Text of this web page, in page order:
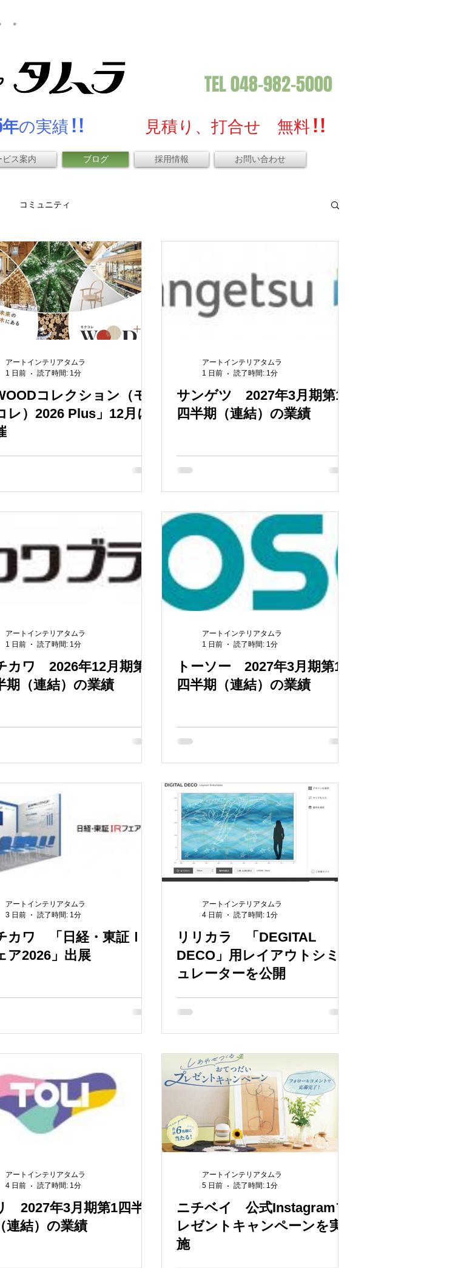
TEL 048-982-5000
年の実績 ! ! 見積り、打合せ 無料 ! !
ビス案内 ブログ 採用情報 お問い合わせ
コミュニティ
コレクション（モ
レ）2026 Plus」12月に
アートインテリアタムラ
1 日前
読了時間: 1分
サンゲツ 2027年3月期第1
四半期（連結）の業績
アートインテリアタムラ
1 日前
読了時間: 1分
カワ 2026年12月期第2
期（連結）の業績
アートインテリアタムラ
1 日前
読了時間: 1分
トーソー 2027年3月期第1
四半期（連結）の業績
アートインテリアタムラ
1 日前
読了時間: 1分
カワ 「日経・東証ＩＲ
ア2026」出展
アートインテリアタムラ
3 日前
読了時間: 1分
リリカラ 「DEGITAL
DECO」用レイアウトシミ
ュレーターを公開
アートインテリアタムラ
4 日前
読了時間: 1分
2027年3月期第1四半
連結）の業績
アートインテリアタムラ
4 日前
読了時間: 1分
ニチベイ 公式Instagramプ
レゼントキャンペーンを実
施
アートインテリアタムラ
5 日前
読了時間: 1分